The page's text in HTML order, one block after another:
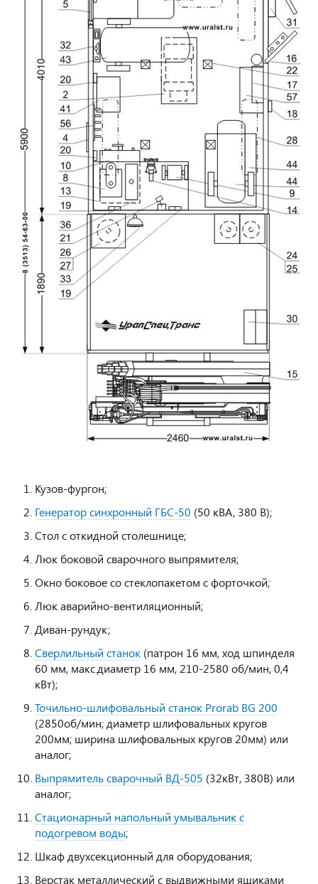
Кузов-фургон;
Генератор синхронный ГБС-50 (50 кВА, 380 В);
Стол с откидной столешнице;
Люк боковой сварочного выпрямителя;
Окно боковое со стеклопакетом с форточкой;
Люк аварийно-вентиляционный;
Диван-рундук;
Сверлильный станок (патрон 16 мм, ход шпинделя
60 мм, макс.диаметр 16 мм, 210-2580 об/мин, 0,4
кВт);
Точильно-шлифовальный станок Prorab BG 200
(2850об/мин; диаметр шлифовальных кругов
200мм; ширина шлифовальных кругов 20мм) или
аналог;
Выпрямитель сварочный ВД-505 (32кВт, 380В) или
аналог;
Стационарный напольный умывальник с
подогревом воды;
Шкаф двухсекционный для оборудования;
Верстак металлический с выдвижными ящиками